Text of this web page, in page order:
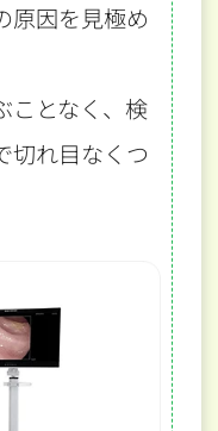
原因を見極め
ことなく、検
切れ目なくつ